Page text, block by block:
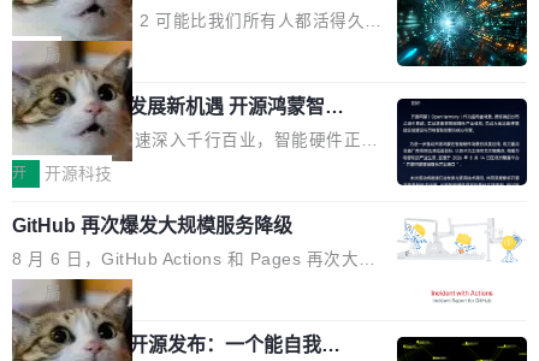
巧机身有效提升市面主流标准A...
的同时,服务商的竞争逻辑正在改变。2026年Top
Agency年度合辑的观察指出,“产品”这个离消费
者最近的载体,在整个品牌营销层面的权重显著变
高了。全域营销服务商的竞争正在从规模转向深
度,案例厚度、全域覆盖、多线协同...
话，他是说出了一个圈内人尽皆知但很少公开捅
破的事实。 Jordan 随后补充了一句软化声明：
「我不认为这些会议上大部分论文都在过度宣传
或造假。问题是，作为读者，如果你筛选出那些
看起来最令人兴奋的论文，那它们大部分都是过
度宣传的。」 这才是真正的痛点。不是所有论文
都有问题，是最吸引眼球的那批论文最有问题。
他引用的帖子来自 Mathew Shen，一位 ICLR 2
026 的读者：「看了篇 ...
3 开源项目
Flash Attention 2 可能比我们所有人都活得久。
这句话不是来自某个技术博客，而是出自 Hieu
Pham 的一条推文。Hieu Pham 是谁？他是 xAI
的早期工程师之一，在 Grok 训练基础设施团队
工作过。近日他在 X 上发了一条帖子，列出了他
认为现代 AI 领域最重要的三个开源项目。 第一
理由很具体。FA 系列不需要解释，但 FA2 是他
认为最重要的一个——复杂度恰到好处，刚好能
驱动你去学 CuTe，但还没被那些"邪恶的" Hopp
er++ 优化所淹没，足够容易修改和适配。 更关
键的是 FA2 的持久性...
局
共商智能硬件发展新机遇 开源鸿蒙智能
硬件开发者日杭州站即将举行
随着万物智联加速深入千行百业，智能硬件正从
单点设备迈向智能化、网联化、协同化发展。作
鸿蒙通过统一技术底座和分布式能力，为不同类
型智能设备的开发、连接与互联提供关键支撑，
也为产业链企业探索产品创新与商业增长打开新
的空间。 8月14日，开源鸿蒙智能硬件开发者日
（OHDD：OpenHarmony Hardware Develope
开 开源科技
GitHub 再次爆发大规模服务降级
8 月 6 日，GitHub Actions 和 Pages 再次大规
模服务降级，Actions 完全不可用超过 5 小时，
webhook 停发，连自托管 runner 也因调度层故
障无法工作。Pages、Copilot code review、C
局
Prime Agent 开源发布：一个能自我改